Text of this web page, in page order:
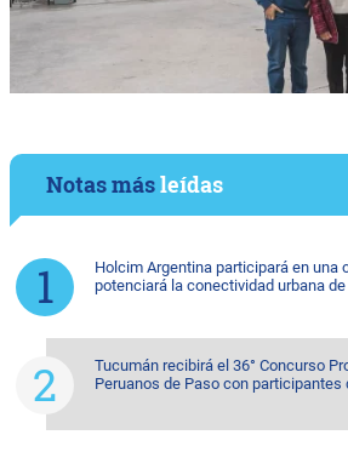
Notas másleídas
Holcim Argentina participará en una
potenciará la conectividad urbana
Tucumán recibirá el 36° Concurso
Peruanos de Paso con participantes